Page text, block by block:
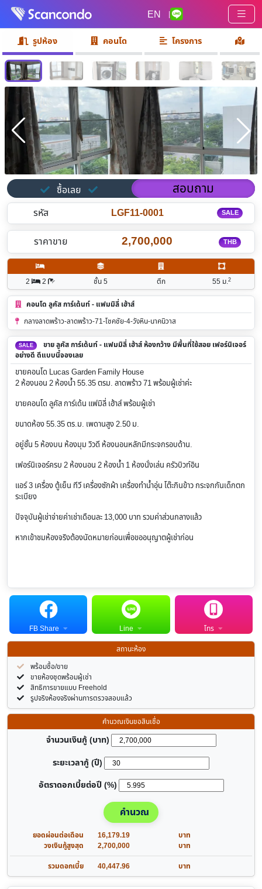
EN |
รูปห้อง คอนโด โครงการ
ซื้อเลย สอบถาม
รหัส LGF11-0001 SALE
ราคาขาย 2,700,000 THB
2 2 ชั้น 5 ตึก 55 ม.2
คอนโด ลูคัส การ์เด้นท์ - แฟมมิลี่ เฮ้าส์
กลางลาดพร้าว-ลาดพร้าว-71-โชคชัย-4-วังหิน-นาคนิวาส
SALE
ขาย ลูคัส การ์เด้นท์ - แฟมมิลี่ เฮ้าส์ ห้องกว้าง มีพื้นที่ใช้สอย เฟอร์นิเจอร์
อย่างดี ดีแบบนี้จองเลย
ขายคอนโด Lucas Garden Family House
2 ห้องนอน 2 ห้องน้ำ 55.35 ตรม. ลาดพร้าว 71 พร้อมผู้เช่าค่ะ
ขายคอนโด ลูคัส การ์เด้น แฟมิลี่ เฮ้าส์ พร้อมผู้เช่า
ขนาดห้อง 55.35 ตร.ม. เพดานสูง 2.50 ม.
อยู่ชั้น 5 ห้องบน ห้องมุม วิวดี ห้องนอนหลักมีกระจกรอบด้าน.
เฟอร์นิเจอร์ครบ 2 ห้องนอน 2 ห้องน้ำ 1 ห้องนั่งเล่น ครัวบิวท์อิน
แอร์ 3 เครื่อง ตู้เย็น ทีวี เครื่องซักผ้า เครื่องทำน้ำอุ่น โต๊ะกินข้าว กระจกกันเด็กตก
ระเบียง
ปัจจุบันผู้เช่าจ่ายค่าเช่าเดือนละ 13,000 บาท รวมค่าส่วนกลางแล้ว
หากเข้าชมห้องจริงต้องนัดหมายก่อนเพื่อขออนุญาตผู้เช่าก่อน
FB Share Line
โทร
สถานะห้อง
พร้อมซื้อ/ขาย
ขายห้องชุดพร้อมผู้เช่า
สิทธิการขายแบบ Freehold
รูปจริงห้องจริงผ่านการตรวจสอบแล้ว
คำนวณเงินขอสินเชื่อ
จำนวนเงินกู้ (บาท)
ระยะเวลากู้ (ปี)
อัตราดอกเบี้ยต่อปี (%)
คำนวณ
ยอดผ่อนต่อเดือน 16,179.19
บาท
วงเงินกู้สูงสุด
2,700,000
บาท
รวมดอกเบี้ย
40,447.96 บาท